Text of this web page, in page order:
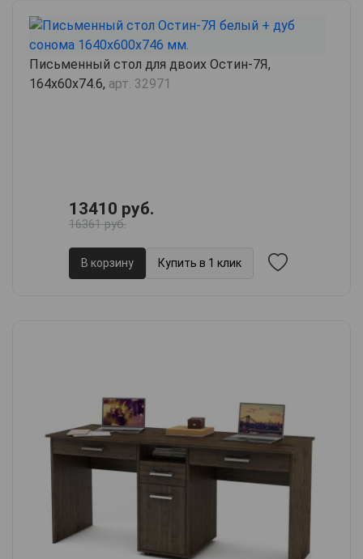
Письменный стол для двоих Остин-7Я,
164х60х74.6, арт. 32971
13410 руб.
16361 руб.
В корзину Купить в 1 клик